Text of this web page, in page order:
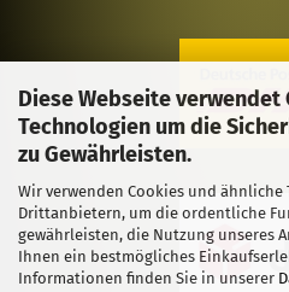
Diese Webseite verwendet
Technologien um die
zu Gewährleisten.
Wir verwenden Cookies und ähnliche
Drittanbietern, um die ordentliche
gewährleisten, die Nutzung unseres
Ihnen ein bestmögliches
Informationen finden Sie in unserer